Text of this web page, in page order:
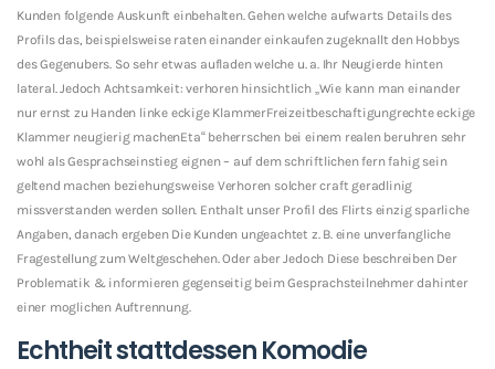
Kunden folgende Auskunft einbehalten. Gehen welche aufwarts Details des
Profils das, beispielsweise raten einander einkaufen zugeknallt den Hobbys
des Gegenubers. So sehr etwas aufladen welche u. a. Ihr Neugierde hinten
lateral. Jedoch Achtsamkeit: verhoren hinsichtlich „Wie kann man einander
nur ernst zu Handen linke eckige KlammerFreizeitbeschaftigungrechte eckige
Klammer neugierig machenEta“ beherrschen bei einem realen beruhren sehr
wohl als Gesprachseinstieg eignen – auf dem schriftlichen fern fahig sein
geltend machen beziehungsweise Verhoren solcher craft geradlinig
missverstanden werden sollen. Enthalt unser Profil des Flirts einzig sparliche
Angaben, danach ergeben Die Kunden ungeachtet z. B. eine unverfangliche
Fragestellung zum Weltgeschehen. Oder aber Jedoch Diese beschreiben Der
Problematik & informieren gegenseitig beim Gesprachsteilnehmer dahinter
einer moglichen Auftrennung.
Echtheit stattdessen Komodie